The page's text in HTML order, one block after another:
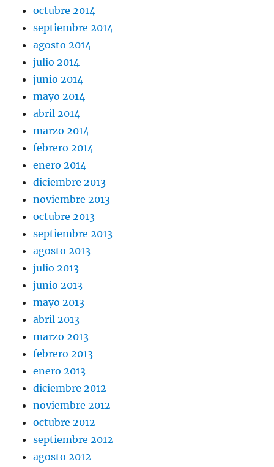
octubre 2014
septiembre 2014
agosto 2014
julio 2014
junio 2014
mayo 2014
abril 2014
marzo 2014
febrero 2014
enero 2014
diciembre 2013
noviembre 2013
octubre 2013
septiembre 2013
agosto 2013
julio 2013
junio 2013
mayo 2013
abril 2013
marzo 2013
febrero 2013
enero 2013
diciembre 2012
noviembre 2012
octubre 2012
septiembre 2012
agosto 2012